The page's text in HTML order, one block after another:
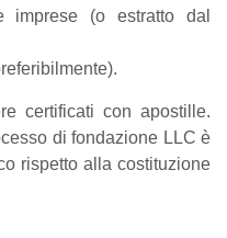
imprese (o estratto dal
certificati con apostille.
di fondazione LLC è
rispetto alla costituzione